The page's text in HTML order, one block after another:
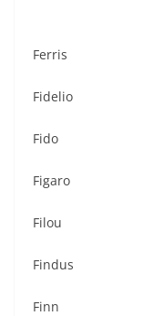
Ferris
Fidelio
Fido
Figaro
Filou
Findus
Finn